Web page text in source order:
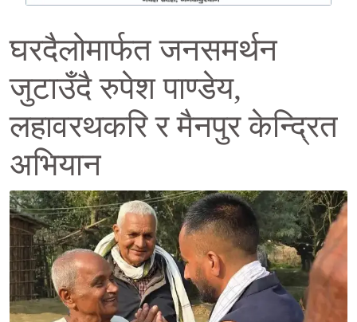
घरदैलोमार्फत जनसमर्थन
जुटाउँदै रुपेश पाण्डेय,
लहावरथकरि र मैनपुर केन्द्रित
अभियान